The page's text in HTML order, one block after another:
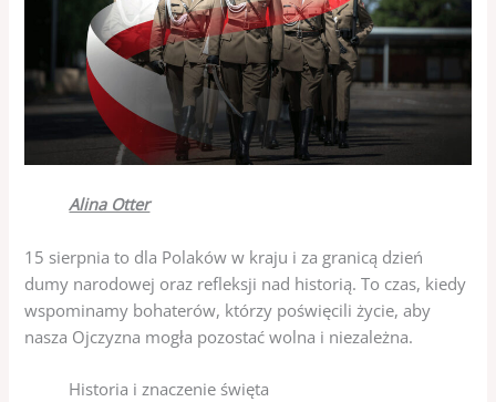
Alina Otter
15 sierpnia to dla Polaków w kraju i za granicą dzień
dumy narodowej oraz refleksji nad historią. To czas, kiedy
wspominamy bohaterów, którzy poświęcili życie, aby
nasza Ojczyzna mogła pozostać wolna i niezależna.
Historia i znaczenie święta